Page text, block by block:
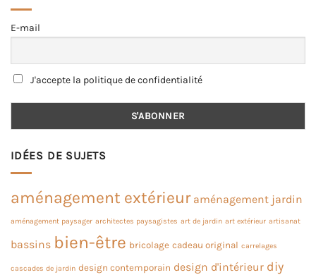
E-mail
J'accepte la politique de confidentialité
IDÉES DE SUJETS
aménagement extérieur aménagement jardin
aménagement paysager architectes paysagistes art de jardin art extérieur artisanat
bassins bien-être bricolage cadeau original carrelages
cascades de jardin design contemporain design d'intérieur diy